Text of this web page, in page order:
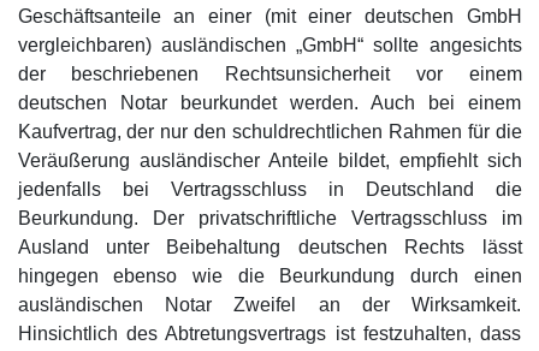
Geschäftsanteile an einer (mit einer deutschen GmbH
vergleichbaren) ausländischen „GmbH“ sollte angesichts
der beschriebenen Rechtsunsicherheit vor einem
deutschen Notar beurkundet werden. Auch bei einem
Kaufvertrag, der nur den schuldrechtlichen Rahmen für die
Veräußerung ausländischer Anteile bildet, empfiehlt sich
jedenfalls bei Vertragsschluss in Deutschland die
Beurkundung. Der privatschriftliche Vertragsschluss im
Ausland unter Beibehaltung deutschen Rechts lässt
hingegen ebenso wie die Beurkundung durch einen
ausländischen Notar Zweifel an der Wirksamkeit.
Hinsichtlich des Abtretungsvertrags ist festzuhalten, dass